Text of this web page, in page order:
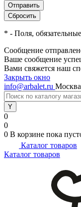
* - Поля,
Сообщение
Ваше сообщение
Вами свяжется наш
Закрыть окно
info@arbalet.ru
0
0
0 В корзине пока
Каталог товаров
Каталог товаров